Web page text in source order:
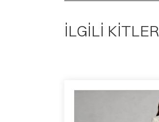
İLGİLİ KİTLER